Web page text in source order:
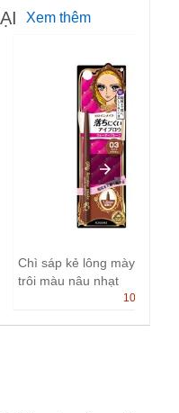
Xem thêm
Chì sáp kẻ lông mày không
trôi màu nâu nhạt
100,000.00